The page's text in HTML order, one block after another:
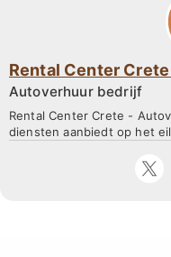
Rental Center
Autoverhuur bedrijf
Rental Center Crete -
diensten aanbiedt op het